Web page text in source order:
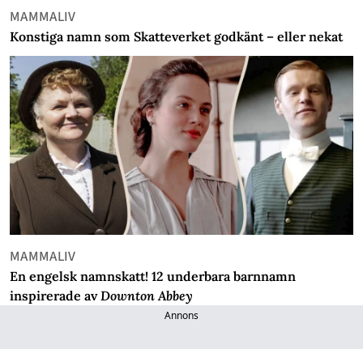
MAMMALIV
Konstiga namn som Skatteverket godkänt – eller nekat
MAMMALIV
En engelsk namnskatt! 12 underbara barnnamn
inspirerade avDownton Abbey
Annons